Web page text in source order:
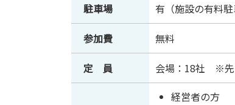
駐車場 有（施設の有料駐
参加費 無料
定 員 会場：18社 ※先
経営者の方